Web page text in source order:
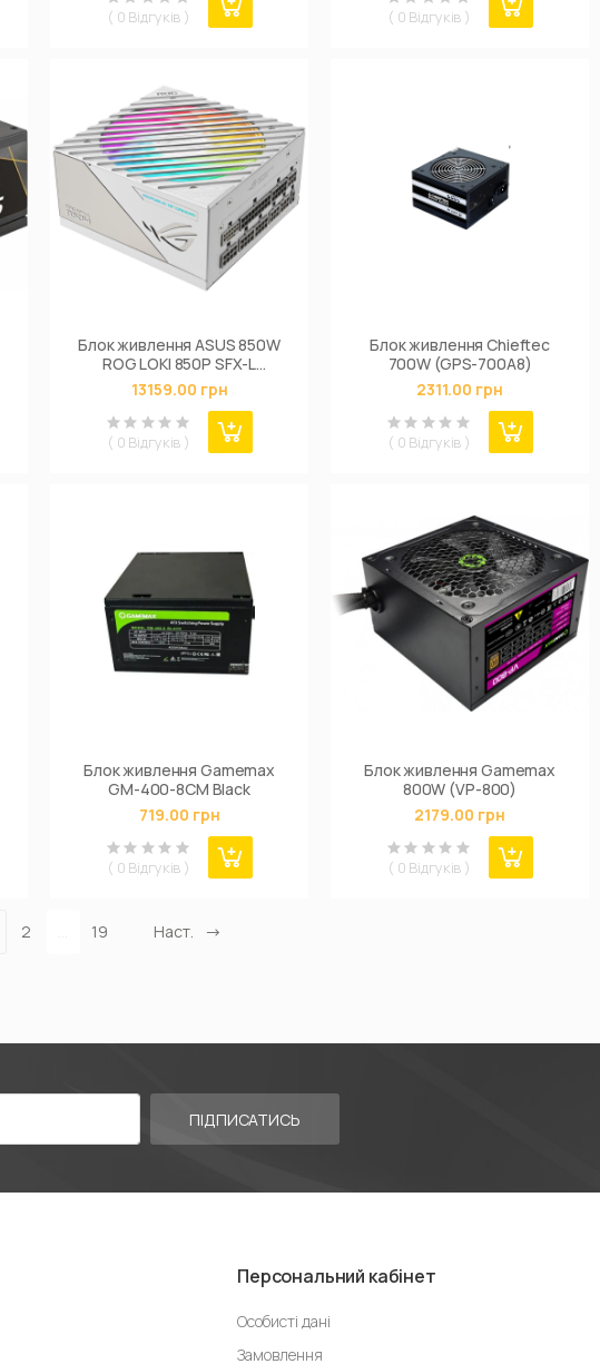
( 0 Відгуків ) ( 0 Відгуків )
Блок живлення ASUS 850W
ROG LOKI 850P SFX-L
GAMING 850W Platinum
White Edition (90YE00N2-
B0NA00)
13159.00 грн
( 0 Відгуків )
Блок живлення Chieftec
700W (GPS-700A8)
2311.00 грн
( 0 Відгуків )
Блок живлення Gamemax
GM-400-8CM Black
719.00 грн
( 0 Відгуків )
Блок живлення Gamemax
800W (VP-800)
2179.00 грн
( 0 Відгуків )
2 19 Наст.
ПІДПИСАТИСЬ
Персональний кабінет
Особисті дані
Замовлення